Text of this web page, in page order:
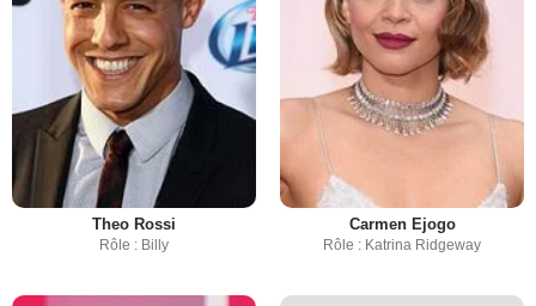
Theo Rossi
Rôle : Billy
Carmen Ejogo
Rôle : Katrina Ridgeway